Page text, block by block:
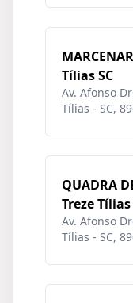
Tílias SC
Av. Afonso
Tílias - SC,
QUADRA
Treze Tílias
Av. Afonso
Tílias - SC,